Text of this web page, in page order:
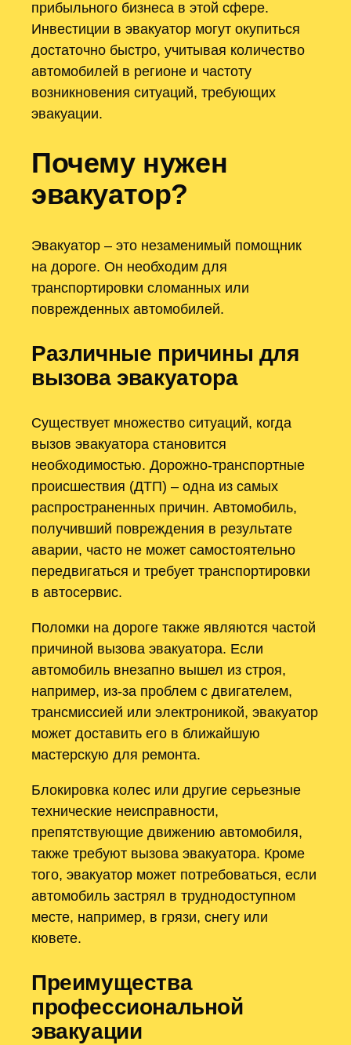
прибыльного бизнеса в этой сфере.
Инвестиции в эвакуатор могут окупиться
достаточно быстро, учитывая количество
автомобилей в регионе и частоту
возникновения ситуаций, требующих
эвакуации.
Почему нужен
эвакуатор?
Эвакуатор – это незаменимый помощник
на дороге. Он необходим для
транспортировки сломанных или
поврежденных автомобилей.
Различные причины для
вызова эвакуатора
Существует множество ситуаций, когда
вызов эвакуатора становится
необходимостью. Дорожно-транспортные
происшествия (ДТП) – одна из самых
распространенных причин. Автомобиль,
получивший повреждения в результате
аварии, часто не может самостоятельно
передвигаться и требует транспортировки
в автосервис.
Поломки на дороге также являются частой
причиной вызова эвакуатора. Если
автомобиль внезапно вышел из строя,
например, из-за проблем с двигателем,
трансмиссией или электроникой, эвакуатор
может доставить его в ближайшую
мастерскую для ремонта.
Блокировка колес или другие серьезные
технические неисправности,
препятствующие движению автомобиля,
также требуют вызова эвакуатора. Кроме
того, эвакуатор может потребоваться, если
автомобиль застрял в труднодоступном
месте, например, в грязи, снегу или
кювете.
Преимущества
профессиональной
эвакуации